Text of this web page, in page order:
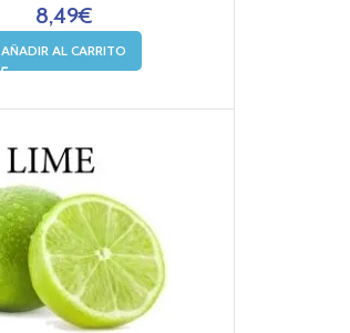
8,49€
AÑADIR AL CARRITO